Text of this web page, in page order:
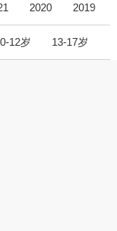
2020 2019
12岁 13-17岁